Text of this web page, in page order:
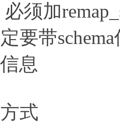
须加
要带
息
式